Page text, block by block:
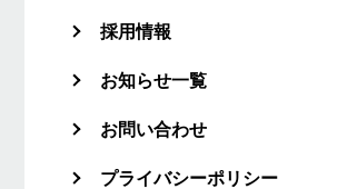
採用情報
お知らせ一覧
お問い合わせ
プライバシーポリシー